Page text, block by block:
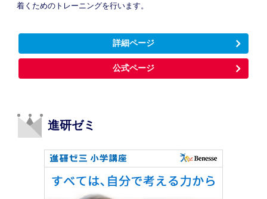
着くためのトレーニングを行います。
詳細ページ
公式ページ
進研ゼミ